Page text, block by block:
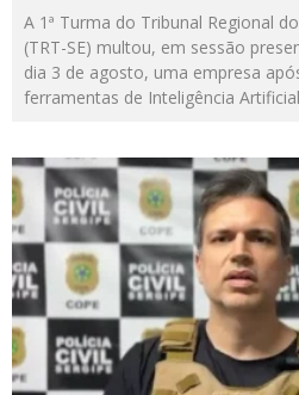
A 1ª Turma do Tribunal Regional
(TRT-SE) multou, em sessão
dia 3 de agosto, uma empresa
ferramentas de Inteligência